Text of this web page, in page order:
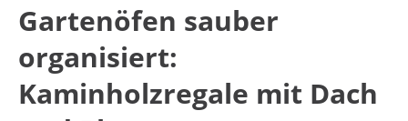
Gartenöfen sauber
organisiert:
Kaminholzregale mit Dach